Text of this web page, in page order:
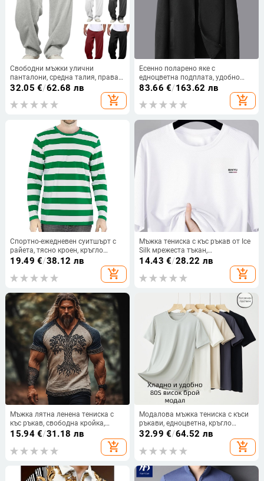
Свободни мъжки улични
панталони, средна талия, права
кройка, джобове, полиестерна
32.05 €/62.68 лв
add_shopping_cart
Есенно поларено яке с
едноцветна подплата, удобно
топло облекло за мъже в средна
83.66 €/163.62 лв
add_shopping_cart
Спортно-ежедневен суитшърт с
райета, тясно кроен, кръгло
деколте, дълги ръкави
19.49 €/38.12 лв
add_shopping_cart
Мъжка тениска с къс ръкав от Ice
Silk мрежеста тъкан,
бързосъхнеща и дишаща,
свободен силует, лято, кръгло
деколте
14.43 €/28.22 лв
add_shopping_cart
Мъжка лятна ленена тениска с
къс ръкав, свободна кройка,
кръгло деколте, 3D етно принт,
15.94€/31.18 лв
add_shopping_cart
Модалова мъжка тениска с къси
ръкави, едноцветна, кръгло
деколте, лятна тънка базова
32.99 €/64.52 лв
add_shopping_cart